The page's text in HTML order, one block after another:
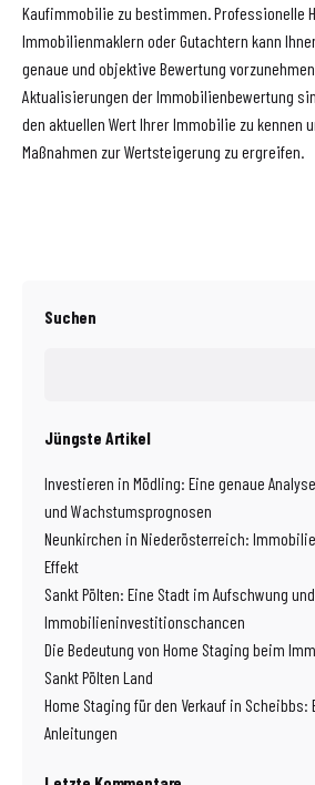
Kaufimmobilie zu bestimmen. Professionelle
Immobilienmaklern oder Gutachtern kann
genaue und objektive Bewertung
Aktualisierungen der Immobilienbewertung
den aktuellen Wert Ihrer Immobilie zu kennen
Maßnahmen zur Wertsteigerung zu ergreifen.
Suchen
Jüngste Artikel
Investieren in Mödling: Eine genaue
und Wachstumsprognosen
Neunkirchen in Niederösterreich:
Effekt
Sankt Pölten: Eine Stadt im Aufschwung
Immobilieninvestitionschancen
Die Bedeutung von Home Staging beim
Sankt Pölten Land
Home Staging für den Verkauf in Scheibbs:
Anleitungen